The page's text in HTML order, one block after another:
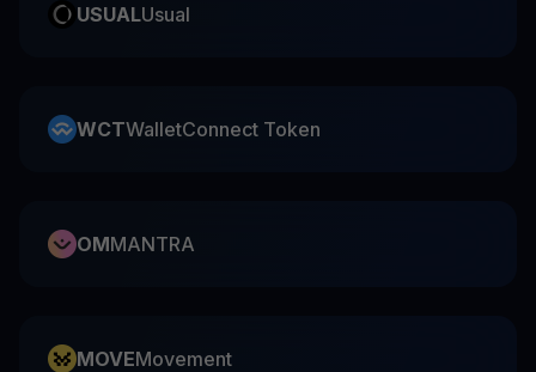
USUALUsual
WCTWalletConnect Token
OMMANTRA
MOVEMovement